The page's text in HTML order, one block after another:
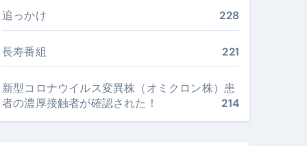
たの寝室に最適解を出す快眠ガイド
足腰と体幹”を育てる選び方＆続け方ガイド
追っかけ 228
長寿番組 221
新型コロナウイルス変異株（オミクロン株）患
者の濃厚接触者が確認された！
214